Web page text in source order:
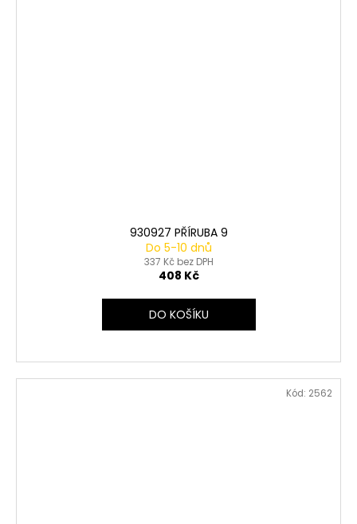
930927 PŘÍRUBA 9
Do 5-10 dnů
337 Kč bez DPH
408 Kč
DO KOŠÍKU
Kód: 2562